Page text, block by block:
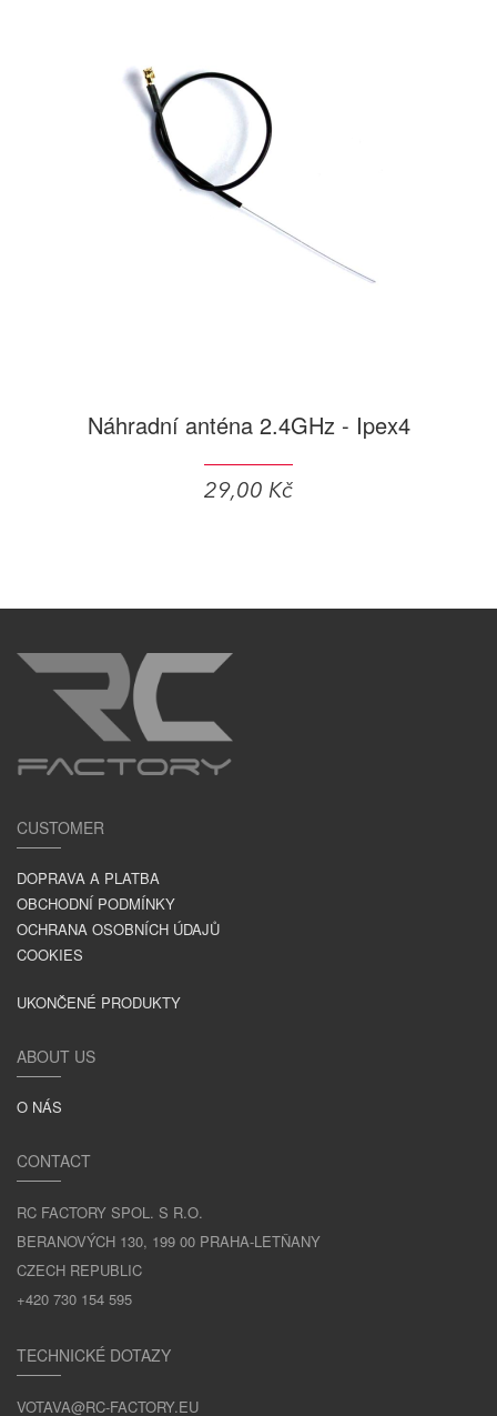
Náhradní anténa 2.4GHz - Ipex4
29,00 Kč
CUSTOMER
DOPRAVA A PLATBA
OBCHODNÍ PODMÍNKY
OCHRANA OSOBNÍCH ÚDAJŮ
COOKIES
UKONČENÉ PRODUKTY
ABOUT US
O NÁS
CONTACT
RC FACTORY SPOL. S R.O.
BERANOVÝCH 130, 199 00 PRAHA-LETŇANY
CZECH REPUBLIC
+420 730 154 595
TECHNICKÉ DOTAZY
VOTAVA@RC-FACTORY.EU